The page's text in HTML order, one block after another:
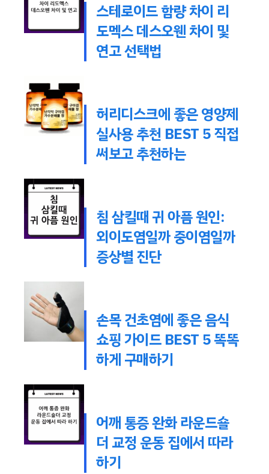
스테로이드 함량 차이 리
도멕스 데스오웬 차이 및
연고 선택법
허리디스크에 좋은 영양제
실사용 추천 BEST 5 직접
써보고 추천하는
침 삼킬때 귀 아픔 원인:
외이도염일까 중이염일까
증상별 진단
손목 건초염에 좋은 음식
쇼핑 가이드 BEST 5 똑똑
하게 구매하기
어깨 통증 완화 라운드숄
더 교정 운동 집에서 따라
하기